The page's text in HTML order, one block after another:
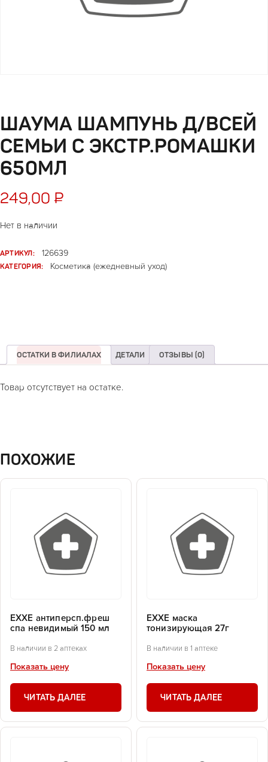
ШАУМА ШАМПУНЬ Д/ВСЕЙ
СЕМЬИ С ЭКСТР.РОМАШКИ
650МЛ
249,00 ₽
Нет в наличии
АРТИКУЛ:
126639
КАТЕГОРИЯ:
Косметика (ежедневный уход)
ОСТАТКИ В ФИЛИАЛАХ ДЕТАЛИ ОТЗЫВЫ (0)
Товар отсутствует на остатке.
ПОХОЖИЕ
EXXE антиперсп.фреш
спа невидимый 150 мл
В наличии в 2 аптеках
Показать цену
ЧИТАТЬ ДАЛЕЕ
EXXE маска
тонизирующая 27г
В наличии в 1 аптеке
Показать цену
ЧИТАТЬ ДАЛЕЕ